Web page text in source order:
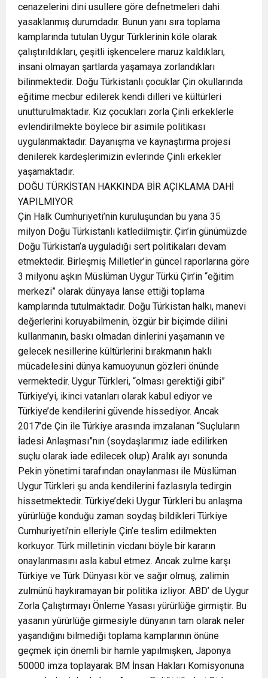
cenazelerini dini usullere göre defnetmeleri dahi
yasaklanmış durumdadır. Bunun yanı sıra toplama
kamplarında tutulan Uygur Türklerinin köle olarak
çalıştırıldıkları, çeşitli işkencelere maruz kaldıkları,
insani olmayan şartlarda yaşamaya zorlandıkları
bilinmektedir. Doğu Türkistanlı çocuklar Çin okullarında
eğitime mecbur edilerek kendi dilleri ve kültürleri
unutturulmaktadır. Kız çocukları zorla Çinli erkeklerle
evlendirilmekte böylece bir asimile politikası
uygulanmaktadır. Dayanışma ve kaynaştırma projesi
denilerek kardeşlerimizin evlerinde Çinli erkekler
yaşamaktadır.
DOĞU TÜRKİSTAN HAKKINDA BİR AÇIKLAMA DAHİ
YAPILMIYOR
Çin Halk Cumhuriyeti’nin kuruluşundan bu yana 35
milyon Doğu Türkistanlı katledilmiştir. Çin’in günümüzde
Doğu Türkistan’a uyguladığı sert politikaları devam
etmektedir. Birleşmiş Milletler’in güncel raporlarına göre
3 milyonu aşkın Müslüman Uygur Türkü Çin’in “eğitim
merkezi” olarak dünyaya lanse ettiği toplama
kamplarında tutulmaktadır. Doğu Türkistan halkı, manevi
değerlerini koruyabilmenin, özgür bir biçimde dilini
kullanmanın, baskı olmadan dinlerini yaşamanın ve
gelecek nesillerine kültürlerini bırakmanın haklı
mücadelesini dünya kamuoyunun gözleri önünde
vermektedir. Uygur Türkleri, “olması gerektiği gibi”
Türkiye’yi, ikinci vatanları olarak kabul ediyor ve
Türkiye’de kendilerini güvende hissediyor. Ancak
2017’de Çin ile Türkiye arasında imzalanan “Suçluların
İadesi Anlaşması”nın (soydaşlarımız iade edilirken
suçlu olarak iade edilecek olup) Aralık ayı sonunda
Pekin yönetimi tarafından onaylanması ile Müslüman
Uygur Türkleri şu anda kendilerini fazlasıyla tedirgin
hissetmektedir. Türkiye’deki Uygur Türkleri bu anlaşma
yürürlüğe konduğu zaman soydaş bildikleri Türkiye
Cumhuriyeti’nin elleriyle Çin’e teslim edilmekten
korkuyor. Türk milletinin vicdanı böyle bir kararın
onaylanmasını asla kabul etmez. Ancak zulme karşı
Türkiye ve Türk Dünyası kör ve sağır olmuş, zalimin
zulmünü haykıramayan bir politika izliyor. ABD’ de Uygur
Zorla Çalıştırmayı Önleme Yasası yürürlüğe girmiştir. Bu
yasanın yürürlüğe girmesiyle dünyanın tam olarak neler
yaşandığını bilmediği toplama kamplarının önüne
geçmek için önemli bir hamle yapılmışken, Japonya
50000 imza toplayarak BM İnsan Hakları Komisyonuna